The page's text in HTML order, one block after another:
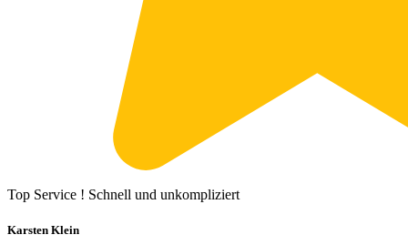
Top Service ! Schnell und unkompliziert
Karsten Klein